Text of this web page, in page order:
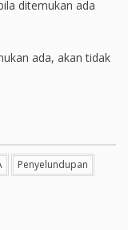
ditemukan ada
ada, akan tidak
Penyelundupan